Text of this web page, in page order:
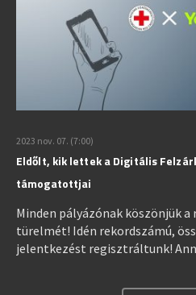
2023 nov. 07. (7:00)
Eldőlt, kik lettek a Digitális
támogatottjai
Minden pályázónak köszönjük a
türelmét! Idén rekordszámú,
jelentkezést regisztráltunk!